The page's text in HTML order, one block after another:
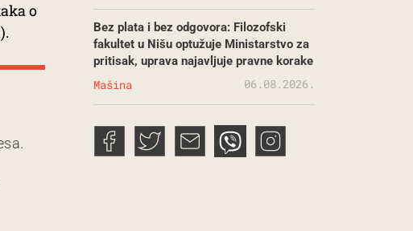
o
Bez plata i bez odgovora: Filozofski
fakultet u Nišu optužuje Ministarstvo za
pritisak, uprava najavljuje pravne korake
Mašina 06.08.2026.